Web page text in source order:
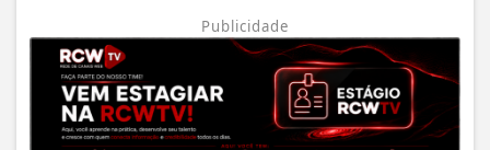
Publicidade